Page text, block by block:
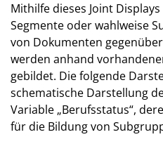
Mithilfe dieses Joint
Segmente oder wahlweise
von Dokumenten
werden anhand
gebildet. Die folgende
schematische Darstellung
Variable „Berufsstatus“,
für die Bildung von